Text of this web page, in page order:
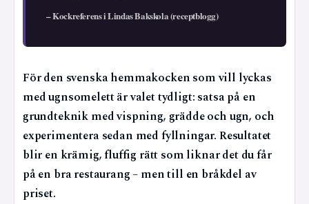
– Kockreferens i Lindas Bakskola (receptblogg)
För den svenska hemmakocken som vill lyckas
med ugnsomelett är valet tydligt: satsa på en
grundteknik med vispning, grädde och ugn, och
experimentera sedan med fyllningar. Resultatet
blir en krämig, fluffig rätt som liknar det du får
på en bra restaurang – men till en bråkdel av
priset.